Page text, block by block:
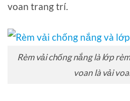
voan trang trí.
Rèm vải chống nắng là lớp
voan là vải